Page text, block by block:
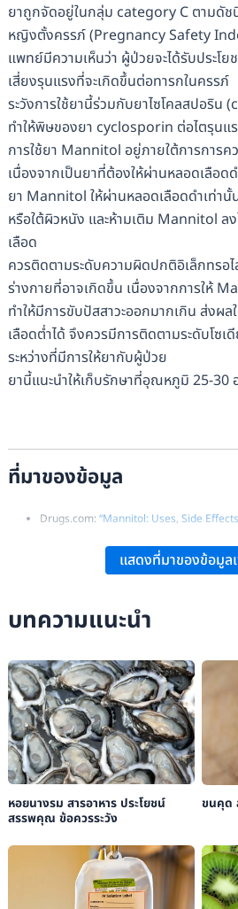
ยาถูกจัดอยู่ในกลุ่ม category C ตามดัช
หญิงตั้งครรภ์ (Pregnancy Safety
แพทย์มีความเห็นว่า ผู้ป่วยจะได้รับประโ
เสี่ยงรุนแรงที่จะเกิดขึ้นต่อทารกในครรภ์
ระวังการใช้ยานี้ร่วมกับยาไซโคลสปอริน
ทำให้พิษของยา cyclosporin ต่อไตรุนแ
การใช้ยา Mannitol อยู่ภายใต้การการ
เนื่องจากเป็นยาที่ต้องให้ผ่านหลอดเลือด
ยา Mannitol ให้ผ่านหลอดเลือดดำเท่านั้
หรือใต้ผิวหนัง และห้ามเติม Mannitol ลง
เลือด
ควรติดตามระดับความผิดปกติอิเล็กทรอไ
ร่างกายที่อาจเกิดขึ้น เนื่องจากการให้
ทำให้มีการขับปัสสาวะออกมากเกิน ส่งผล
เลือดต่ำได้ จึงควรมีการติดตามระดับโซเ
ระหว่างที่มีการให้ยากับผู้ป่วย
ยานี้แนะนำให้เก็บรักษาที่อุณหภูมิ 25-30
ที่มาของข้อมูล
Drugs.com: “Mannitol: Uses, Side
แสดงที่มาของข้อมูล
บทความแนะนำ
หอยนางรม สารอาหาร ประโยชน์
สรรพคุณ ข้อควรระวัง
ขนคุด